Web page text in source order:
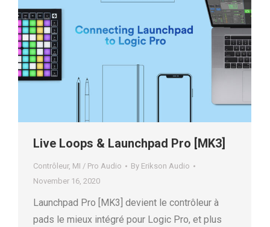
Live Loops & Launchpad Pro [MK3]
Contrôleur, MI / Pro Audio By Erikson Audio
November 16, 2020
Launchpad Pro [MK3] devient le contrôleur à
pads le mieux intégré pour Logic Pro, et plus